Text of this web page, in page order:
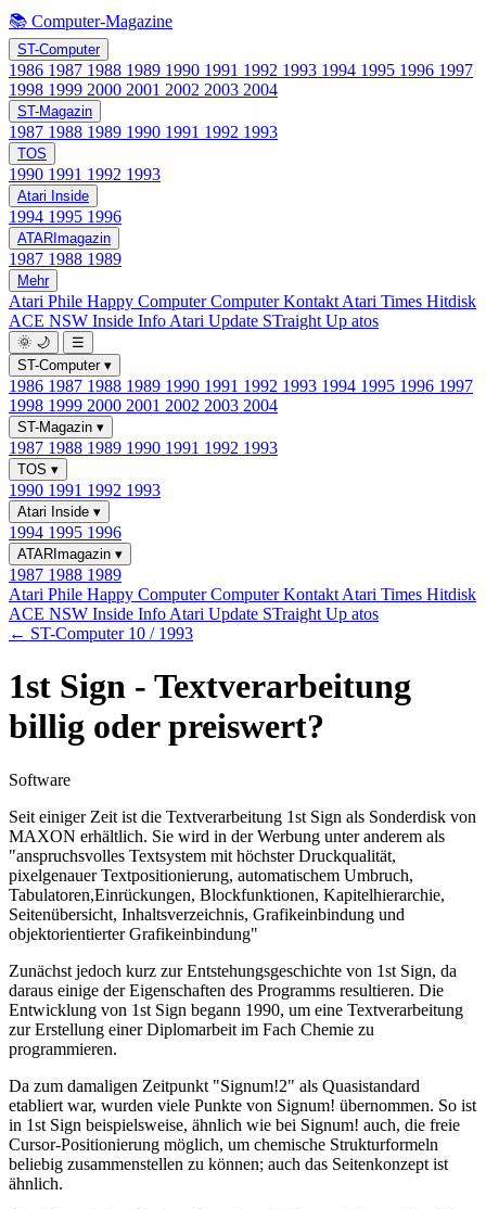
📚 Computer-Magazine
ST-Computer
1986 1987 1988 1989 1990 1991 1992 1993 1994 1995 1996 1997
1998 1999 2000 2001 2002 2003 2004
ST-Magazin
1987 1988 1989 1990 1991 1992 1993
TOS
1990 1991 1992 1993
Atari Inside
1994 1995 1996
ATARImagazin
1987 1988 1989
Mehr
Atari Phile Happy ComputerComputer Kontakt Atari Times Hitdisk
ACE NSW Inside Info Atari Update STraight Up atos
🌞 🌙
☰
ST-Computer ▾
1986 1987 1988 1989 1990 1991 1992 1993 1994 1995 1996 1997
1998 1999 2000 2001 2002 2003 2004
ST-Magazin ▾
1987 1988 1989 1990 1991 1992 1993
TOS ▾
1990 1991 1992 1993
Atari Inside ▾
1994 1995 1996
ATARImagazin ▾
1987 1988 1989
Atari Phile Happy ComputerComputer Kontakt Atari Times Hitdisk
ACE NSW Inside Info Atari Update STraight Up atos
← ST-Computer 10 / 1993
1st Sign - Textverarbeitung
billig oder preiswert?
Software
Seit einiger Zeit ist die Textverarbeitung 1st Sign als Sonderdisk von
MAXON erhältlich. Sie wird in der Werbung unter anderem als
"anspruchsvolles Textsystem mit höchster Druckqualität,
pixelgenauer Textpositionierung, automatischem Umbruch,
Tabulatoren,Einrückungen, Blockfunktionen, Kapitelhierarchie,
Seitenübersicht, Inhaltsverzeichnis, Grafikeinbindung und
objektorientierter Grafikeinbindung"
Zunächst jedoch kurz zur Entstehungsgeschichte von 1st Sign, da
daraus einige der Eigenschaften des Programms resultieren. Die
Entwicklung von 1st Sign begann 1990, um eine Textverarbeitung
zur Erstellung einer Diplomarbeit im Fach Chemie zu
programmieren.
Da zum damaligen Zeitpunkt "Signum!2" als Quasistandard
etabliert war, wurden viele Punkte von Signum! übernommen. So ist
in 1st Sign beispielsweise, ähnlich wie bei Signum! auch, die freie
Cursor-Positionierung möglich, um chemische Strukturformeln
beliebig zusammenstellen zu können; auch das Seitenkonzept ist
ähnlich.